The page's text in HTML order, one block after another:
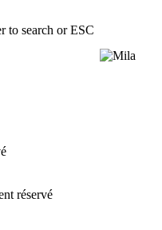
to search or ESC
Menu
réservé
Menu